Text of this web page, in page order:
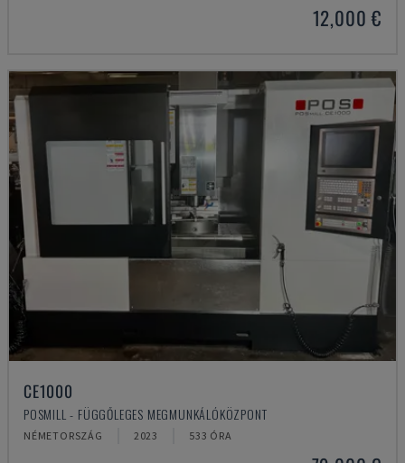
12,000 €
CE1000
POSMILL - FÜGGŐLEGES MEGMUNKÁLÓKÖZPONT
NÉMETORSZÁG 2023 533 ÓRA